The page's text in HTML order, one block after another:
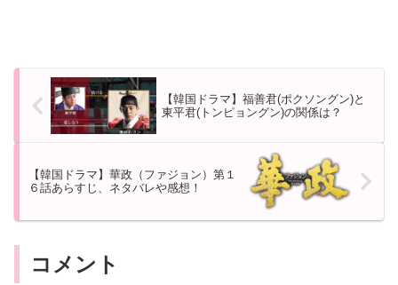
【韓国ドラマ】福善君(ポクソングン)と
東平君(トンピョングン)の関係は？
【韓国ドラマ】華政（ファジョン）第１
６話あらすじ、ネタバレや感想！
コメント